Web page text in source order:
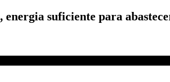
suficiente para